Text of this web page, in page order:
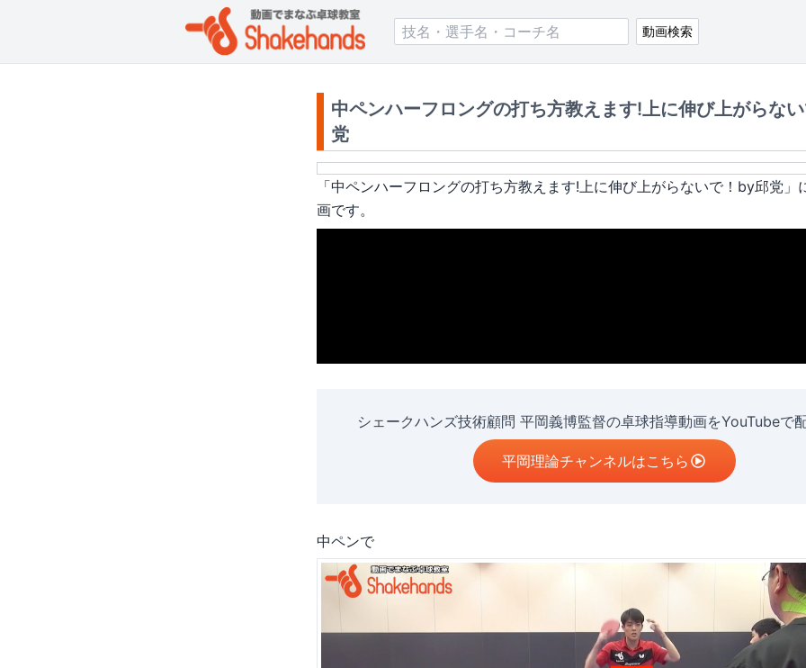
動画検索
中ペンハーフロングの打ち方教えます!上に伸び上がらな
党
「中ペンハーフロングの打ち方教えます!上に伸び上がらないで！by邱党 」
画です。
シェークハンズ技術顧問 平岡義博監督の卓球指導動画をYouTubeで
平岡理論チャンネルはこちら
中ペンで